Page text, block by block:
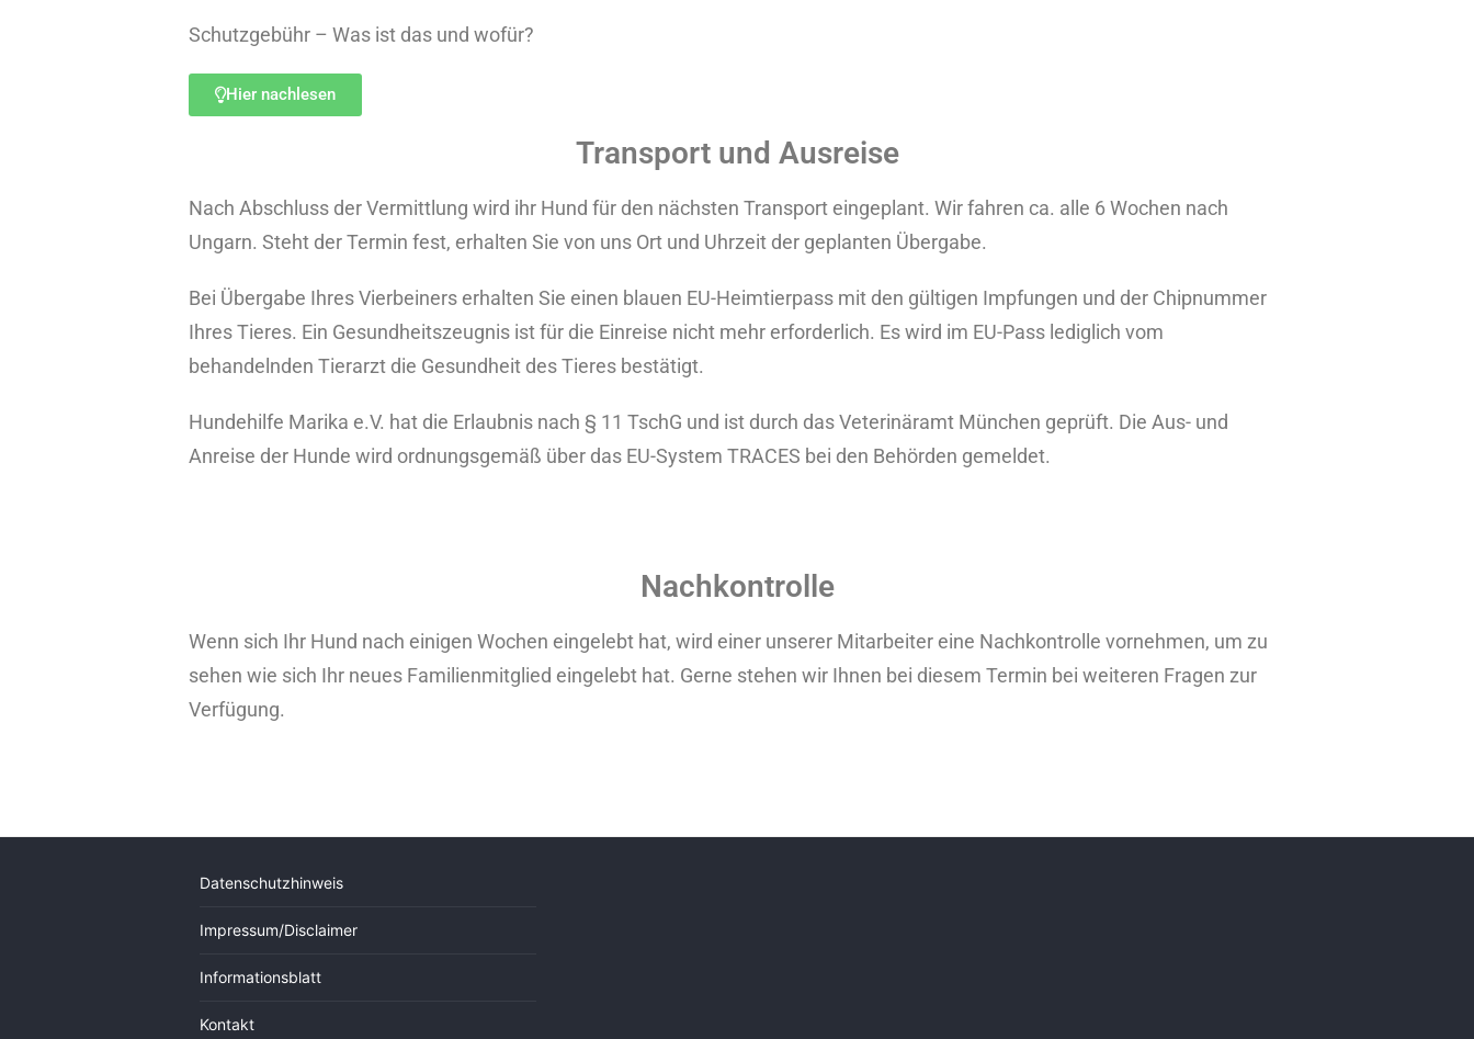
Schutzgebühr – Was ist das und wofür?
Hier nachlesen
Transport und Ausreise
Nach Abschluss der Vermittlung wird ihr Hund für den nächsten Transport eingeplant. Wir fahren ca. alle 6 Wochen nach
Ungarn. Steht der Termin fest, erhalten Sie von uns Ort und Uhrzeit der geplanten Übergabe.
Bei Übergabe Ihres Vierbeiners erhalten Sie einen blauen EU-Heimtierpass mit den gültigen Impfungen und der Chipnummer
Ihres Tieres. Ein Gesundheitszeugnis ist für die Einreise nicht mehr erforderlich. Es wird im EU-Pass lediglich vom
behandelnden Tierarzt die Gesundheit des Tieres bestätigt.
Hundehilfe Marika e.V. hat die Erlaubnis nach § 11 TschG und ist durch das Veterinäramt München geprüft. Die Aus- und
Anreise der Hunde wird ordnungsgemäß über das EU-System TRACES bei den Behörden gemeldet.
Nachkontrolle
Wenn sich Ihr Hund nach einigen Wochen eingelebt hat, wird einer unserer Mitarbeiter eine Nachkontrolle vornehmen, um zu
sehen wie sich Ihr neues Familienmitglied eingelebt hat. Gerne stehen wir Ihnen bei diesem Termin bei weiteren Fragen zur
Verfügung.
Datenschutzhinweis
Impressum/Disclaimer
Informationsblatt
Kontakt